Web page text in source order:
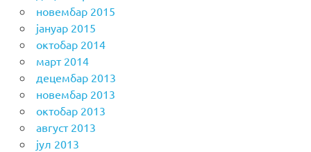
новембар 2015
јануар 2015
октобар 2014
март 2014
децембар 2013
новембар 2013
октобар 2013
август 2013
јул 2013